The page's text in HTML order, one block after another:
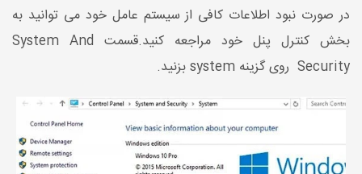
در صورت نبود اطلاعات کافی از سیستم عامل خود می توانید به
بخش کنترل پنل خود مراجعه کنید.قسمت System And
Security روی گزینه system بزنید.